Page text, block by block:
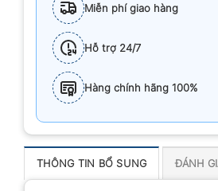
Miễn phí giao hàng
Hỗ trợ 24/7
Hàng chính hãng 100%
THÔNG TIN BỔ SUNG ĐÁNH